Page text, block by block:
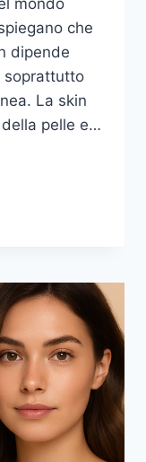
mondo
che
dipende
soprattutto
La skin
pelle e…